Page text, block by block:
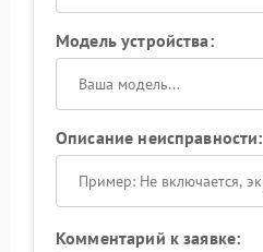
Модель устройства:
Описание неисправности:
Комментарий к заявке: